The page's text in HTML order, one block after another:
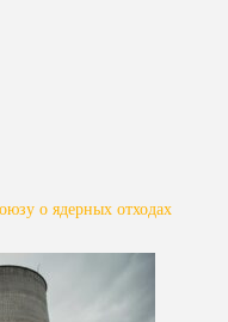
о ядерных отходах